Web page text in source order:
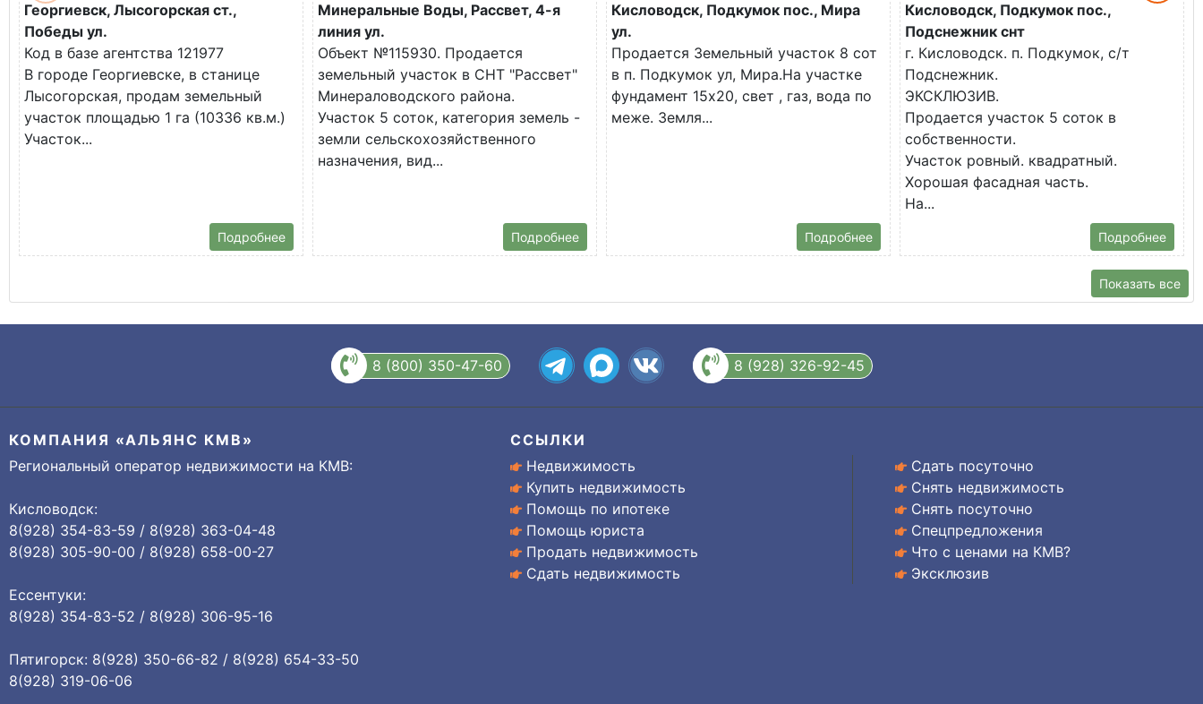
Георгиевск, Лысогорская ст.,
Победы ул.
Код в базе агентства 121977
В городе Георгиевске, в станице
Лысогорская, продам земельный
участок площадью 1 га (10336 кв.м.)
Участок...
Подробнее
Минеральные Воды, Рассвет, 4-я
линия ул.
Объект №115930. Продается
земельный участок в СНТ "Рассвет"
Минераловодского района.
Участок 5 соток, категория земель -
земли сельскохозяйственного
назначения, вид...
Подробнее
Кисловодск, Подкумок пос., Мира
ул.
Продается Земельный участок 8 сот
в п. Подкумок ул, Мира.На участке
фундамент 15х20, свет , газ, вода по
меже. Земля...
Подробнее
Кисловодск, Подкумок пос.,
Подснежник снт
г. Кисловодск. п. Подкумок, с/т
Подснежник.
ЭКСКЛЮЗИВ.
Продается участок 5 соток в
собственности.
Участок ровный. квадратный.
Хорошая фасадная часть.
На...
Подробнее
Показать все
8 (800) 350-47-60 8 (928) 326-92-45
КОМПАНИЯ «АЛЬЯНС КМВ»
Региональный оператор недвижимости на КМВ:
Кисловодск:
8(928) 354-83-59 / 8(928) 363-04-48
8(928) 305-90-00 / 8(928) 658-00-27
Ессентуки:
8(928) 354-83-52 / 8(928) 306-95-16
Пятигорск: 8(928) 350-66-82 / 8(928) 654-33-50
8(928) 319-06-06
ССЫЛКИ
Недвижимость
Купить недвижимость
Помощь по ипотеке
Помощь юриста
Продать недвижимость
Сдать недвижимость
Сдать посуточно
Снять недвижимость
Снять посуточно
Спецпредложения
Что с ценами на КМВ?
Эксклюзив